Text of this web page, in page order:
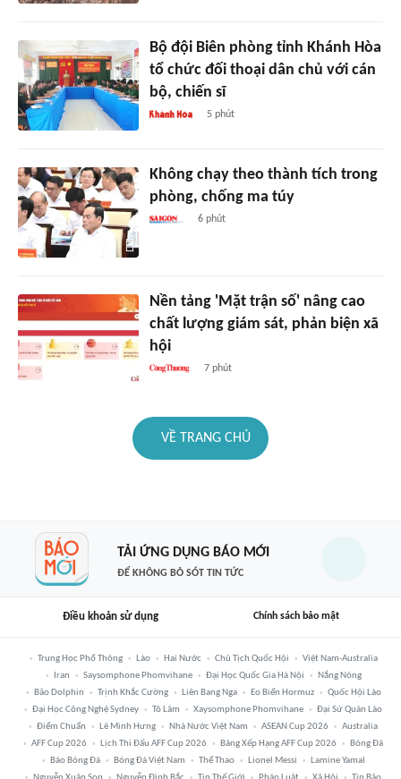
Bộ đội Biên phòng tỉnh Khánh Hòa
tổ chức đối thoại dân chủ với cán
bộ, chiến sĩ
5 phút
Không chạy theo thành tích trong
phòng, chống ma túy
6 phút
Nền tảng 'Mặt trận số' nâng cao
chất lượng giám sát, phản biện xã
hội
7 phút
VỀ TRANG CHỦ
TẢI ỨNG DỤNG BÁO MỚI
ĐỂ KHÔNG BỎ SÓT TIN TỨC
Điều khoản sử dụng Chính sách bảo mật
Trung Học Phổ Thông Lào Hai Nước Chủ Tịch Quốc Hội
Việt Nam-Australia
Iran
Saysomphone Phomvihane Đại Học Quốc Gia Hà Nội
Nắng Nóng
Bão Dolphin
Trịnh Khắc Cường Liên Bang Nga Eo Biển Hormuz
Quốc Hội Lào
Đại Học Công Nghệ Sydney
Tô Lâm Xaysomphone Phomvihane
Đại Sứ Quán Lào
Điểm Chuẩn
Lê Minh Hưng Nhà Nước Việt Nam ASEAN Cup 2026
Australia
AFF Cup 2026
Lịch Thi Đấu AFF Cup 2026 Bảng Xếp Hạng AFF Cup 2026
Bóng Đá
Báo Bóng Đá
Bóng Đá Việt Nam Thể Thao Lionel Messi
Lamine Yamal